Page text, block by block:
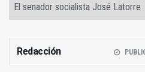
El senador socialista José Latorre
Redacción